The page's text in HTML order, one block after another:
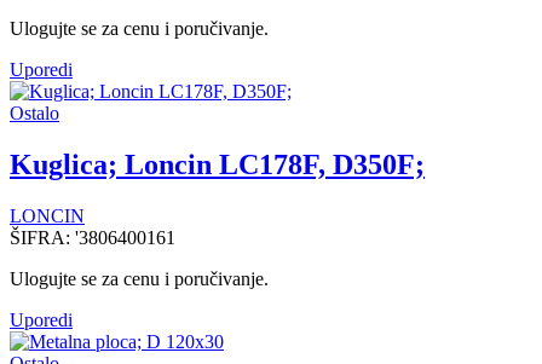
Ulogujte se za cenu i poručivanje.
Uporedi
Ostalo
Kuglica; Loncin LC178F, D350F;
LONCIN
ŠIFRA: '3806400161
Ulogujte se za cenu i poručivanje.
Uporedi